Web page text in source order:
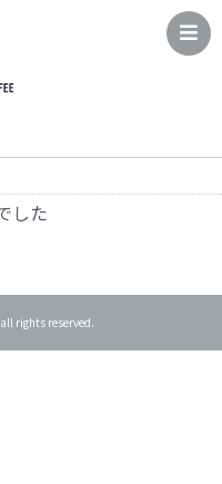
した
rights reserved.